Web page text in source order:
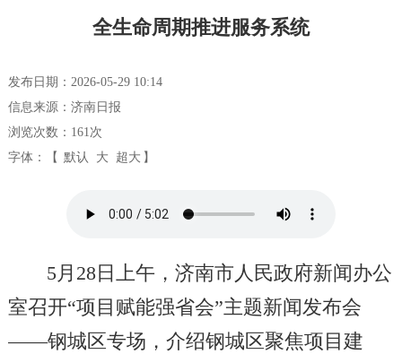
全生命周期推进服务系统
发布日期：2026-05-29 10:14
信息来源：济南日报
浏览次数： 161次
字体：【 默认 大 超大 】
5月28日上午，济南市人民政府新闻办公
室召开“项目赋能强省会”主题新闻发布会
——钢城区专场，介绍钢城区聚焦项目建